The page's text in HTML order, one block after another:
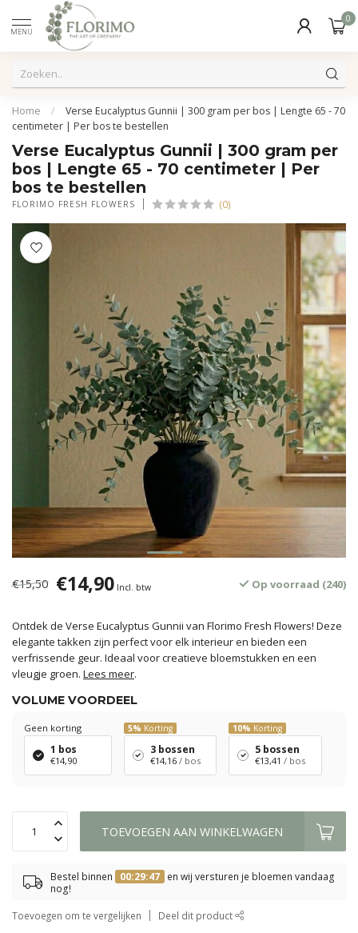
MENU
0
Home /
Verse Eucalyptus Gunnii | 300 gram per bos | Lengte 65 - 70
centimeter | Per bos te bestellen
Verse Eucalyptus Gunnii | 300 gram per
bos | Lengte 65 - 70 centimeter | Per
bos te bestellen
FLORIMO FRESH FLOWERS (0)
€15,50 €14,90 Incl. btw Op voorraad (240)
Ontdek de Verse Eucalyptus Gunnii van Florimo Fresh Flowers! Deze
elegante takken zijn perfect voor elk interieur en bieden een
verfrissende geur. Ideaal voor creatieve bloemstukken en een
vleugje groen. Lees meer.
VOLUME VOORDEEL
Geen korting
1 bos
€14,90
5% Korting
3 bossen
€14,16 / bos
10% Korting
5 bossen
€13,41 / bos
TOEVOEGEN AAN WINKELWAGEN
Bestel binnen 00:29:47 en wij versturen je bloemen vandaag
nog!
Toevoegen om te vergelijken Deel dit product